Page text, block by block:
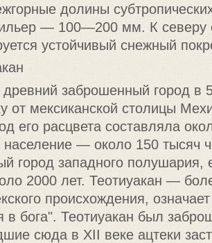
долины
— 100—200 мм. К северу
устойчивый снежный
заброшенный город в
от мексиканской столицы
его расцвета составляла
население — около 150 тысяч
город западного полушария,
2000 лет. Теотиуакан —
происхождения,
в бога". Теотиуакан был
сюда в XII веке ацтеки